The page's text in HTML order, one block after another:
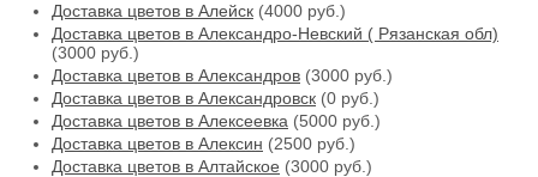
Доставка цветов в Алейск (4000 руб.)
Доставка цветов в Александро-Невский ( Рязанская обл)
(3000 руб.)
Доставка цветов в Александров (3000 руб.)
Доставка цветов в Александровск (0 руб.)
Доставка цветов в Алексеевка (5000 руб.)
Доставка цветов в Алексин (2500 руб.)
Доставка цветов в Алтайское (3000 руб.)